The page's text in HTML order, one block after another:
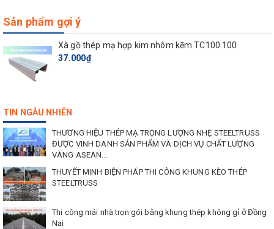
gia cường bằng nhiều sợi tổng hợp, giúp viên ngói có độ bền cơ
+ Trọng lượng nhẹ, giảm chi phí vận chuyển và dễ dàng thi công,
tiết kiệm vật liệu làm mái ngói.
+ Vật liệu xanh, thân thiện môi trường.
- CÔNG NGHỆ SƠN PHỦ NANO SILICON
+ Kháng nước, chống thấm tốt.
+ Kháng tia cực tím.
+ Chống rêu mốc, chống trầy.
Sản phẩm gợi ý
Xà gồ thép mạ hợp kim nhôm kẽm TC100.100
37.000₫
TIN NGẪU NHIÊN
THƯƠNG HIỆU THÉP MẠ TRỌNG LƯỢNG NHẸ STEELTRUSS
ĐƯỢC VINH DANH SẢN PHẨM VÀ DỊCH VỤ CHẤT LƯỢNG
VÀNG ASEAN...
THUYẾT MINH BIỆN PHÁP THI CÔNG KHUNG KÈO THÉP
STEELTRUSS
Thi công mái nhà trọn gói bằng khung thép không gỉ ở Đồng
Nai